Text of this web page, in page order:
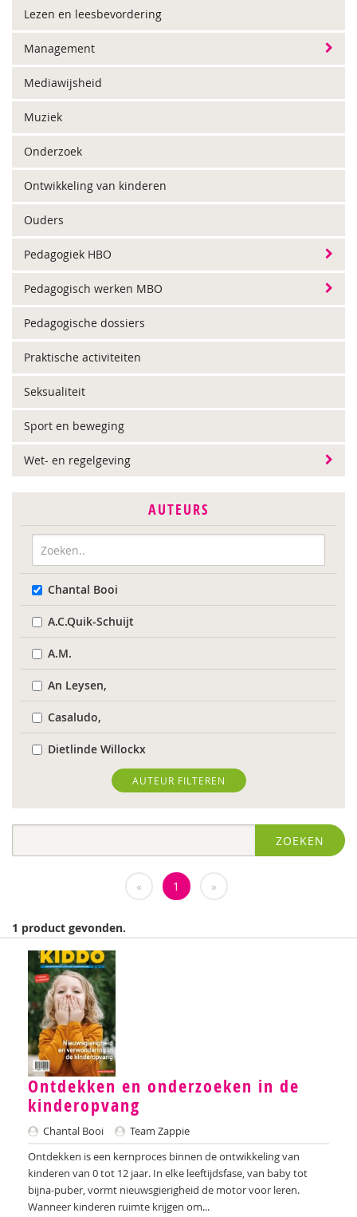
Lezen en leesbevordering
Management
Mediawijsheid
Muziek
Onderzoek
Ontwikkeling van kinderen
Ouders
Pedagogiek HBO
Pedagogisch werken MBO
Pedagogische dossiers
Praktische activiteiten
Seksualiteit
Sport en beweging
Wet- en regelgeving
AUTEURS
Chantal Booi
A.C.Quik-Schuijt
A.M.
An Leysen,
Casaludo,
Dietlinde Willockx
Landelijk Kenniscentrum LVB
Respect Foundation
Brenda Abrahamse-Van Beek
Marijke Adema
Ilse Aerden
Pauline van Aken
Evelyn Akkermans
Robbert Almekinders
Teatske Altenburg
Creative Learning and Play
Iris Andriessen
AUTEUR FILTEREN
ZOEKEN
« 1 »
1 product gevonden.
Ontdekken en onderzoeken in de
kinderopvang
Chantal Booi
Team Zappie
Ontdekken is een kernproces binnen de ontwikkeling van
kinderen van 0 tot 12 jaar. In elke leeftijdsfase, van baby tot
bijna-puber, vormt nieuwsgierigheid de motor voor leren.
Wanneer kinderen ruimte krijgen om...